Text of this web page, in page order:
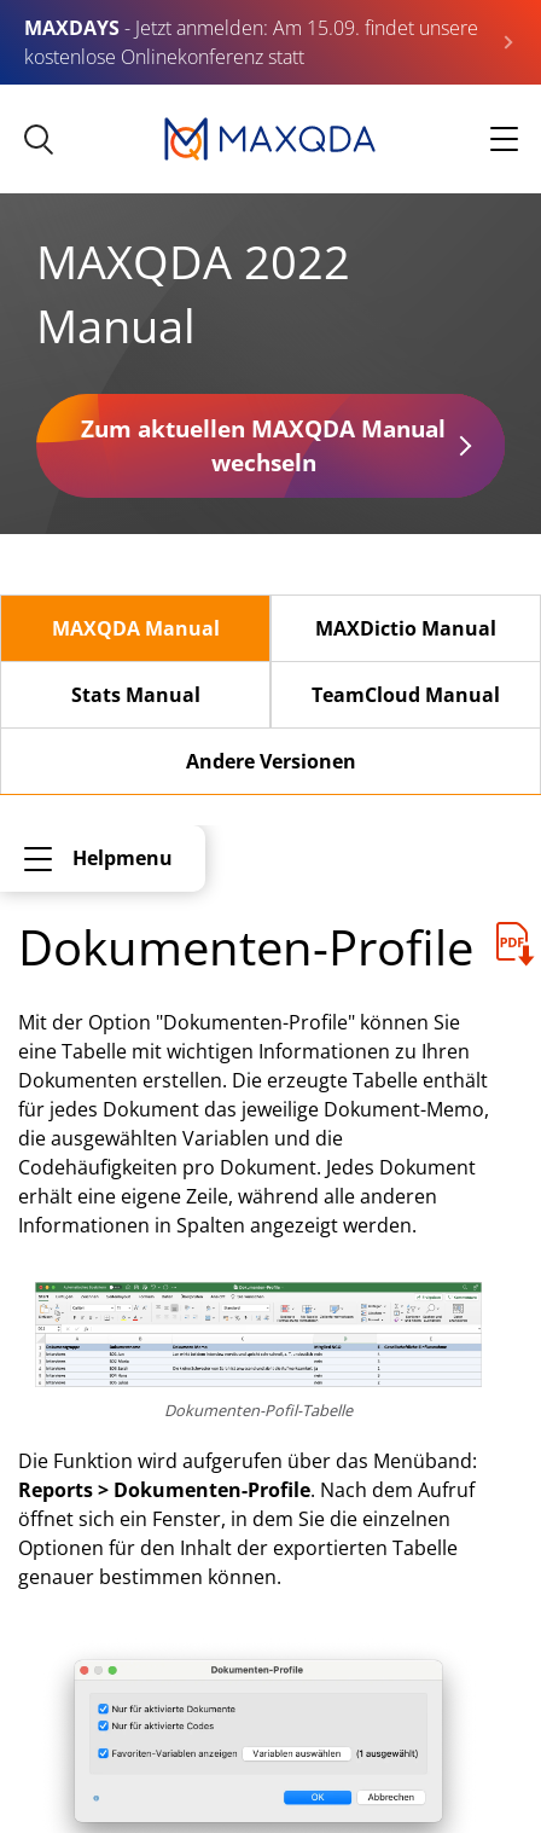
MAXDAYS- Jetzt anmelden: Am 15.09. findet unsere
kostenlose Onlinekonferenz statt
MAXQDA 2022
Manual
Zum aktuellen MAXQDA Manual
wechseln
MAXQDA Manual MAXDictio Manual
Stats Manual TeamCloud Manual
Andere Versionen
Helpmenu
Dokumenten-Profile
Mit der Option "Dokumenten-Profile" können Sie
eine Tabelle mit wichtigen Informationen zu Ihren
Dokumenten erstellen. Die erzeugte Tabelle enthält
für jedes Dokument das jeweilige Dokument-Memo,
die ausgewählten Variablen und die
Codehäufigkeiten pro Dokument. Jedes Dokument
erhält eine eigene Zeile, während alle anderen
Informationen in Spalten angezeigt werden.
Dokumenten-Pofil-Tabelle
Die Funktion wird aufgerufen über das Menüband:
Reports > Dokumenten-Profile. Nach dem Aufruf
öffnet sich ein Fenster, in dem Sie die einzelnen
Optionen für den Inhalt der exportierten Tabelle
genauer bestimmen können.